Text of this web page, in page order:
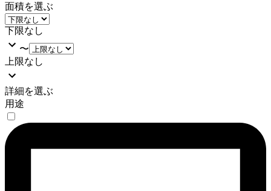
面積を選ぶ
下限なし
〜
上限なし
詳細を選ぶ
用途